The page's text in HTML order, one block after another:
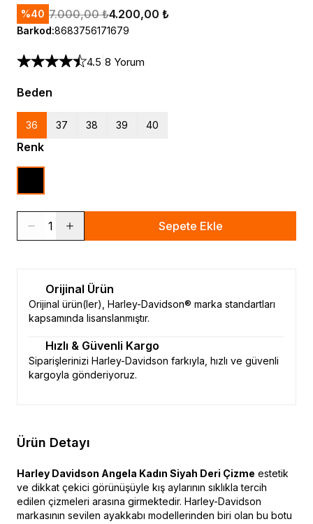
%40 7.000,00 ₺4.200,00 ₺
Barkod:8683756171679
4.5 8 Yorum
Beden
36 37 38 39 40
Renk
1 Sepete Ekle
Orijinal Ürün
Orijinal ürün(ler), Harley-Davidson® marka standartları
kapsamında lisanslanmıştır.
Hızlı & Güvenli Kargo
Siparişlerinizi Harley-Davidson farkıyla, hızlı ve güvenli
kargoyla gönderiyoruz.
Ürün Detayı
Harley Davidson Angela Kadın Siyah Deri Çizme estetik
ve dikkat çekici görünüşüyle kış aylarının sıklıkla tercih
edilen çizmeleri arasına girmektedir. Harley-Davidson
markasının sevilen ayakkabı modellerinden biri olan bu botu